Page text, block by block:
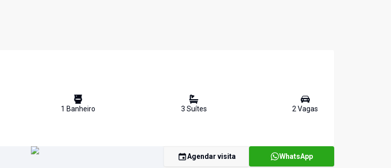
1 Banheiro 3 Suítes 2Vagas
Agendar visita WhatsApp